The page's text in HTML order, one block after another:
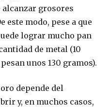
grosores
este modo, pese a que
lograr mucho pan
de metal (10
unos 130 gramos).
depende del
y, en muchos casos,